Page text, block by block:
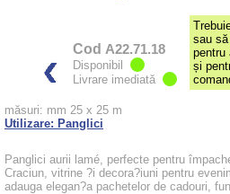
Cod A22.71.18
Disponibil
Livrare imediată
sau
pentru
și
măsuri: mm 25 x 25 m
Utilizare: Panglici
Panglici aurii lamé, perfecte pentru
Craciun, vitrine ?i decora?iuni pentru
adauga elegan?a pachetelor de cadouri,